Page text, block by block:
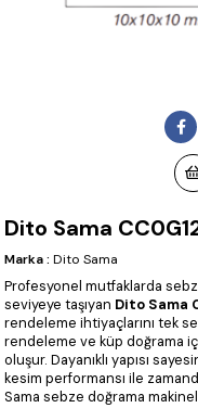
Dito Sama
Marka : Dito Sama
Profesyonel mutfaklarda
seviyeye taşıyan Dito Sama
rendeleme ihtiyaçlarını tek
rendeleme ve küp doğrama
oluşur. Dayanıklı yapısı
kesim performansı ile
Sama sebze doğrama